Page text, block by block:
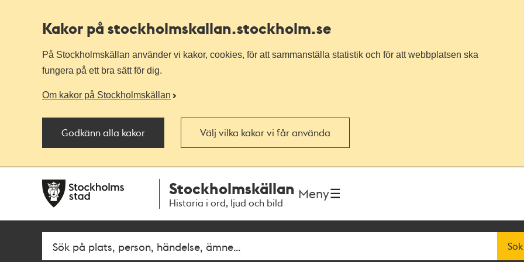
Kakor på stockholmskallan.stockholm.se
På Stockholmskällan använder vi kakor, cookies, för att sammanställa statistik och för att webbplatsen ska
fungera på ett bra sätt för dig.
Om kakor på Stockholmskällan
Godkänn alla kakor Välj vilka kakor vi får använda
navigationen
huvudinnehållet
Stockholmskällan
Historia i ord, ljud och bild
Meny
Fritextsök Sök